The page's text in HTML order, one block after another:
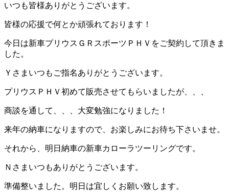
いつも皆様ありがとうございます。
皆様の応援で何とか頑張れております！
今日は新車プリウスＧＲスポーツＰＨＶをご契約して頂きま
した。
Ｙさまいつもご指名ありがとうございます。
プリウスＰＨＶ初めて販売させてもらいましたが、、、
商談を通して、、、大変勉強になりました！
来年の納車になりますので、お楽しみにお待ち下さいませ。
それから、明日納車の新車カローラツーリングです。
Ｎさまいつもありがとうございます。
準備整いました。明日は宜しくお願い致します。